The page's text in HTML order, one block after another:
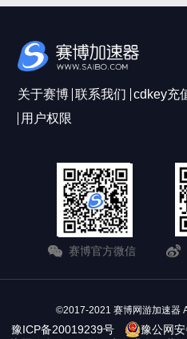
关于赛博 联系我们 cdkey充
用户权限
赛博官方微信
©2017-2021 赛博网游加速器
豫ICP备20019239号 豫公网